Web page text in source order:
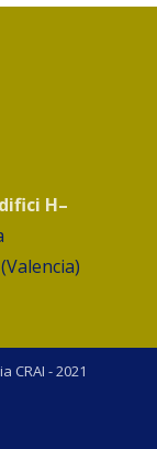
H–
CRAI - 2021